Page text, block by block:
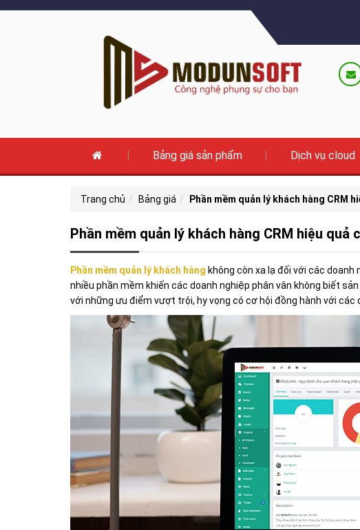
Bảng giá sản phẩm Dịch vụ cloud
Trang chủ Bảng giá Phần mềm quản lý khách hàng CRM
Phần mềm quản lý khách hàng CRM hiệu quả
Phần mềm quản lý khách hàng không còn xa lạ đối với các
nhiều phần mềm khiến các doanh nghiệp phân vân không biết
với những ưu điểm vượt trội, hy vọng có cơ hội đồng hành với các